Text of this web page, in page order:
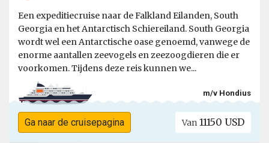
Een expeditiecruise naar de Falkland Eilanden, South
Georgia en het Antarctisch Schiereiland. South Georgia
wordt wel een Antarctische oase genoemd, vanwege de
enorme aantallen zeevogels en zeezoogdieren die er
voorkomen. Tijdens deze reis kunnen we...
m/v Hondius
Ga naar de cruisepagina Van 11150 USD